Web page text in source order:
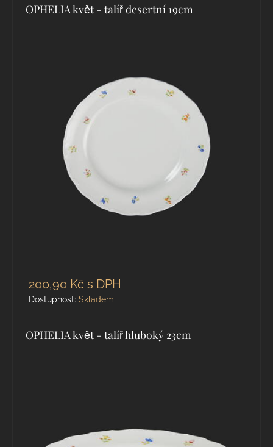
OPHELIA květ - talíř desertní 19cm
200,90 Kč s DPH
Dostupnost: Skladem
OPHELIA květ - talíř hluboký 23cm